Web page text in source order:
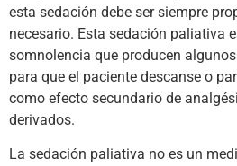
esta sedación debe ser siempre
necesario. Esta sedación paliativa
somnolencia que producen
para que el paciente descanse o
como efecto secundario de
derivados.
La sedación paliativa no es un